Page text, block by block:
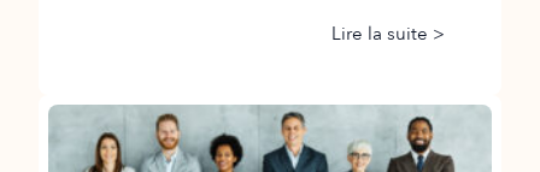
Lire la suite >